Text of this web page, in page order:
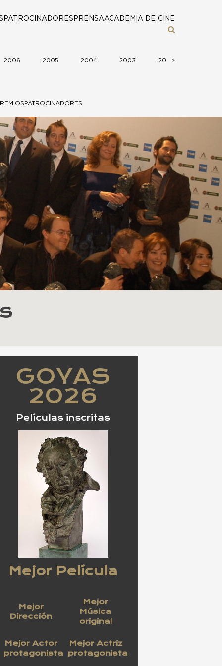
PATROCINADORES PRENSAACADEMIA DE CINE
2006 2005 2004 2003 2002>
>
PATROCINADORES
GOYAS
2026
Películas inscritas
Mejor Película
Mejor
Dirección
Mejor
Música
original
Mejor Actor
protagonista
Mejor Actriz
protagonista